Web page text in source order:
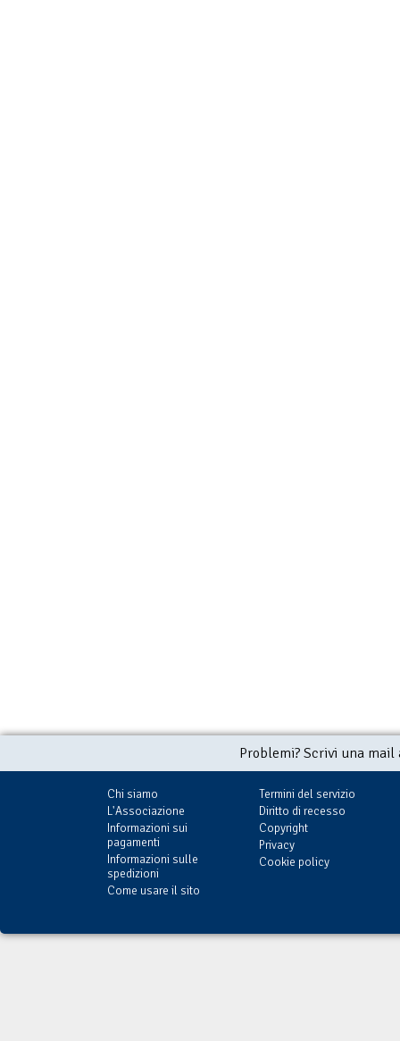
Problemi? Scrivi una
Chi siamo
L'Associazione
Informazioni sui
pagamenti
Informazioni sulle
spedizioni
Come usare il sito
Termini del servizio
Diritto di recesso
Copyright
Privacy
Cookie policy